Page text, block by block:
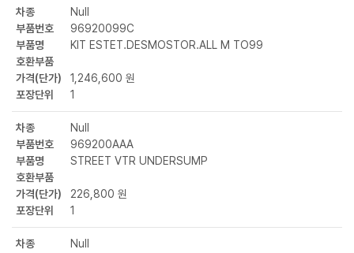
차종
Null
부품번호
96920099C
부품명
KIT ESTET.DESMOSTOR.ALL M TO99
호환부품
가격(단가)
1,246,600 원
포장단위
1
차종
Null
부품번호
969200AAA
부품명
STREET VTR UNDERSUMP
호환부품
가격(단가)
226,800 원
포장단위
1
차종
Null